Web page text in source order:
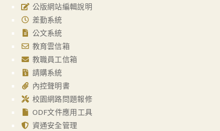
公版網站編輯說明
差勤系統
公文系統
教育雲信箱
教職員工信箱
請購系統
內控聲明書
校園網路問題報修
ODF文件應用工具
資通安全管理